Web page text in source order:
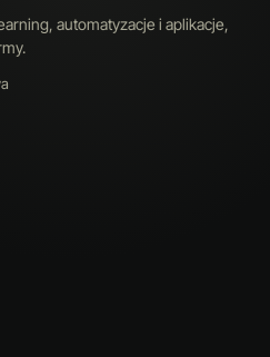
automatyzacje i aplikacje,